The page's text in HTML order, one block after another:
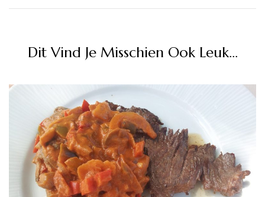
Dit Vind Je Misschien Ook Leuk...